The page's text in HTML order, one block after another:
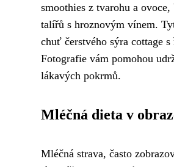
smoothies z tvarohu a
talířů s hroznovým vínem.
chuť čerstvého sýra cottage
Fotografie vám pomohou
lákavých pokrmů.
Mléčná dieta v
Mléčná strava, často